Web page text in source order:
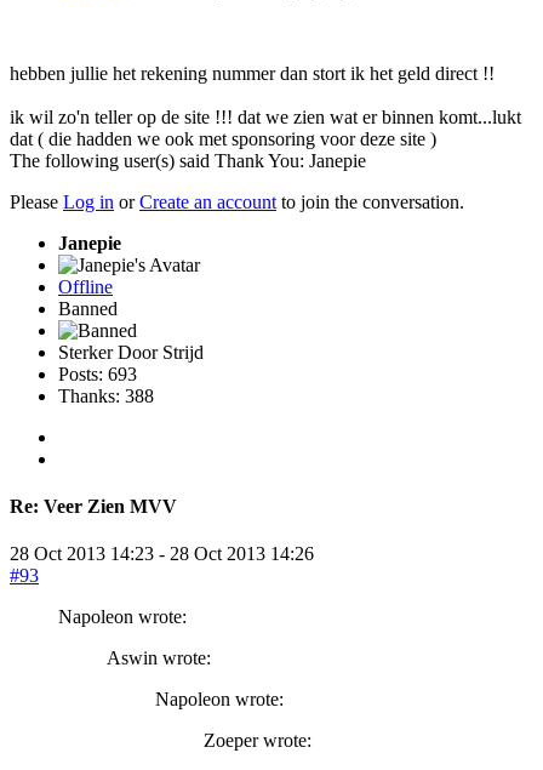
hebben jullie het rekening nummer dan stort ik het geld direct !!
ik wil zo'n teller op de site !!! dat we zien wat er binnen komt...lukt
dat ( die hadden we ook met sponsoring voor deze site )
The following user(s) said Thank You: Janepie
Please Log in orCreate an account to join the conversation.
Janepie
Offline
Banned
Sterker Door Strijd
Posts: 693
Thanks: 388
Re: Veer Zien MVV
28 Oct 2013 14:23 - 28 Oct 2013 14:26
#93
Napoleon wrote:
Aswin wrote:
Napoleon wrote:
Zoeper wrote: